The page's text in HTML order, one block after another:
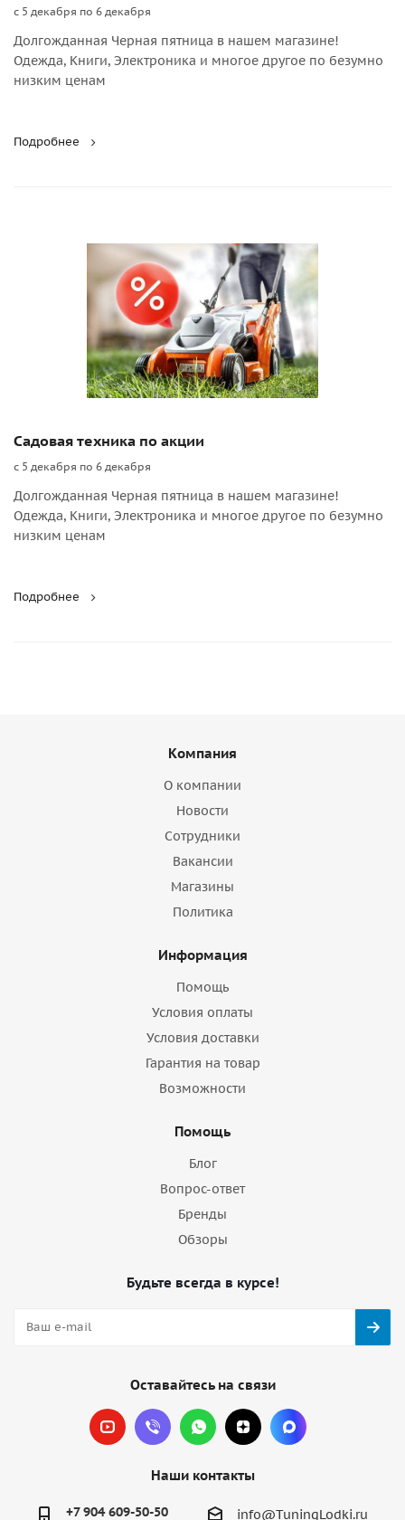
с 5 декабря по 6 декабря
Долгожданная Черная пятница в нашем магазине!
Одежда, Книги, Электроника и многое другое по безумно
низким ценам
Подробнее
Садовая техника по акции
с 5 декабря по 6 декабря
Долгожданная Черная пятница в нашем магазине!
Одежда, Книги, Электроника и многое другое по безумно
низким ценам
Подробнее
Компания
О компании
Новости
Сотрудники
Вакансии
Магазины
Политика
Информация
Помощь
Условия оплаты
Условия доставки
Гарантия на товар
Возможности
Помощь
Блог
Вопрос-ответ
Бренды
Обзоры
Будьте всегда в курсе!
Оставайтесь на связи
Наши контакты
+7 904 609-50-50 info@TuningLodki.ru